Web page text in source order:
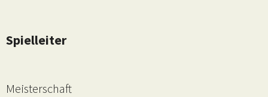
Spielleiter
Meisterschaft